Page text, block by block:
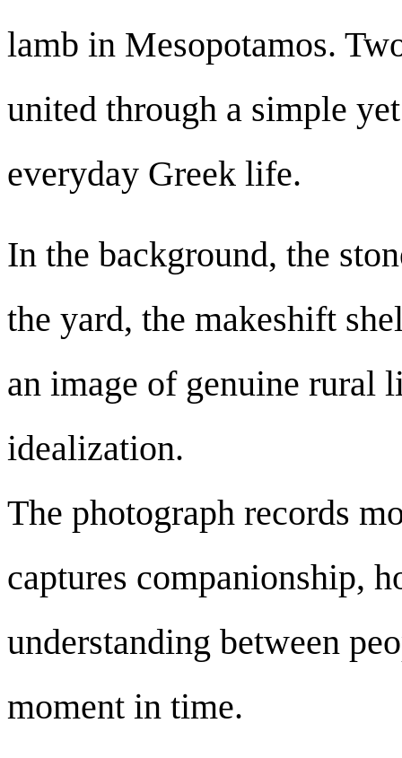
lamb in Mesopotamos.
united through a simple
everyday Greek life.
In the background, the
the yard, the makeshift
an image of genuine rural
idealization.
The photograph records
captures companionship,
understanding between
moment in time.